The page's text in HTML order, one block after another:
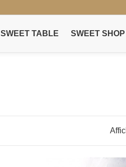
SWEET TABLE SWEET SHOP